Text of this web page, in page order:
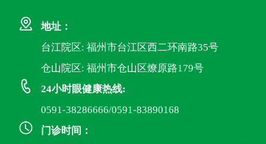
地址：
台江院区: 福州市台江区西二环南路35号
仓山院区: 福州市仓山区燎原路179号
24小时眼健康热线:
0591-38286666/0591-83890168
门诊时间：